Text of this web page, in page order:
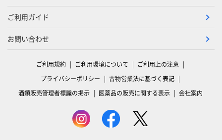
ご利用ガイド
お問い合わせ
ご利用規約 ご利用環境について
ご利用上の注意
プライバシーポリシー
古物営業法に基づく表記
酒類販売管理者標識の掲示
医薬品の販売に関する表示 会社案内